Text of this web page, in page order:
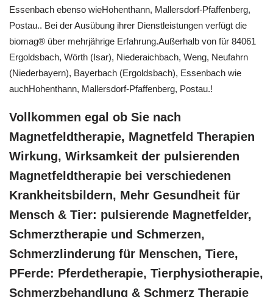
Essenbach ebenso wieHohenthann, Mallersdorf-Pfaffenberg,
Postau.. Bei der Ausübung ihrer Dienstleistungen verfügt die
biomag® über mehrjährige Erfahrung.Außerhalb von für 84061
Ergoldsbach, Wörth (Isar), Niederaichbach, Weng, Neufahrn
(Niederbayern), Bayerbach (Ergoldsbach), Essenbach wie
auchHohenthann, Mallersdorf-Pfaffenberg, Postau.!
Vollkommen egal ob Sie nach
Magnetfeldtherapie, Magnetfeld Therapien
Wirkung, Wirksamkeit der pulsierenden
Magnetfeldtherapie bei verschiedenen
Krankheitsbildern, Mehr Gesundheit für
Mensch & Tier: pulsierende Magnetfelder,
Schmerztherapie und Schmerzen,
Schmerzlinderung für Menschen, Tiere,
PFerde: Pferdetherapie, Tierphysiotherapie,
Schmerzbehandlung & Schmerz Therapie